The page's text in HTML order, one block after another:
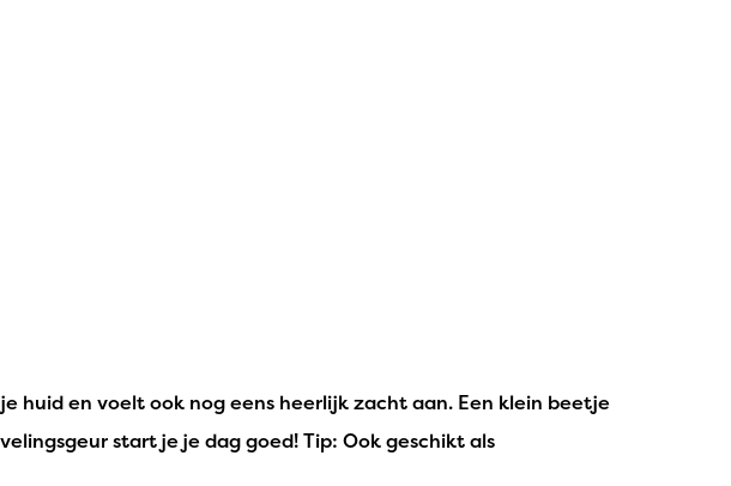
huid en voelt ook nog eens heerlijk zacht aan. Een klein beetje
start je je dag goed! Tip: Ook geschikt als